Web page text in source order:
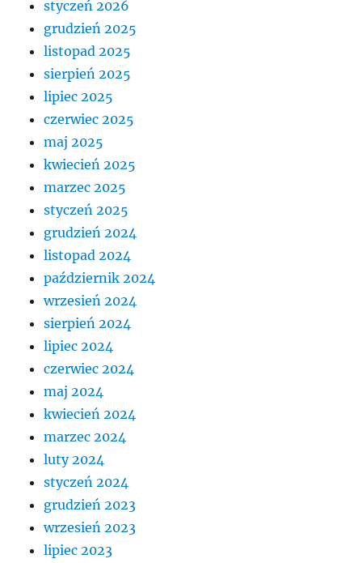
styczeń 2026
grudzień 2025
listopad 2025
sierpień 2025
lipiec 2025
czerwiec 2025
maj 2025
kwiecień 2025
marzec 2025
styczeń 2025
grudzień 2024
listopad 2024
październik 2024
wrzesień 2024
sierpień 2024
lipiec 2024
czerwiec 2024
maj 2024
kwiecień 2024
marzec 2024
luty 2024
styczeń 2024
grudzień 2023
wrzesień 2023
lipiec 2023